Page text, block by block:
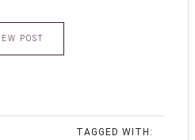
POST
TAGGED WITH: